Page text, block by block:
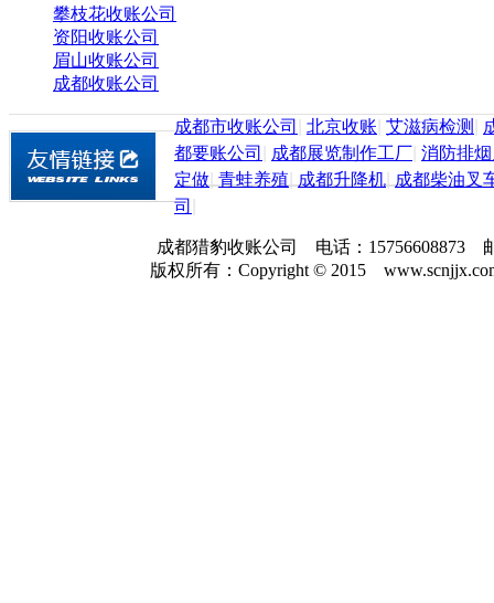
攀枝花收账公司
资阳收账公司
眉山收账公司
成都收账公司
成都市收账公司 北京收账 艾滋病检测
都要账公司
成都展览制作工厂 消防排
定做 青蛙养殖 成都升降机 成都柴油叉
司
成都猎豹收账公司 电话：15756608873
版权所有：Copyright © 2015